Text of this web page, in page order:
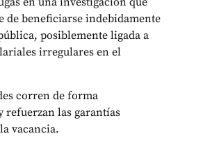
de beneficiarse indebidamente
posiblemente ligada a
irregulares en el
corren de forma
refuerzan las garantías
vacancia.